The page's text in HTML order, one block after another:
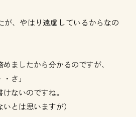
が、やはり遠慮しているからなの
ましたから分かるのですが、
さ」
ないのですね。
いとは思いますが）